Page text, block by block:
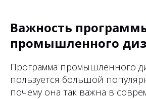
Важность
промышленного
Программа промышленного
пользуется большой
почему она так важна в